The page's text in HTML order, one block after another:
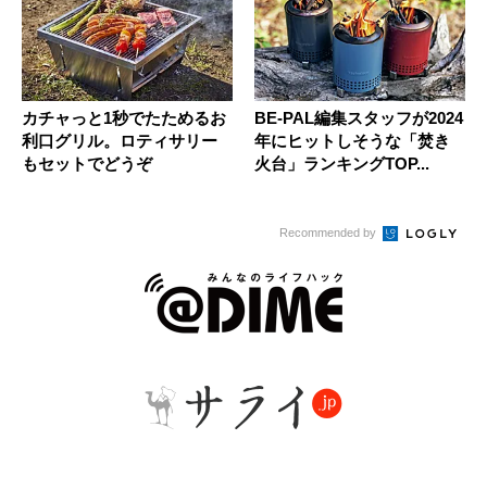
カチャっと1秒でたためるお
利口グリル。ロティサリー
もセットでどうぞ
BE-PAL編集スタッフが2024
年にヒットしそうな「焚き
火台」ランキングTOP...
Recommended by